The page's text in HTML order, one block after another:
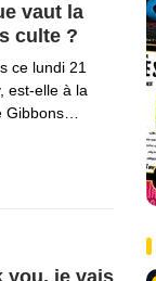
vaut la
culte ?
ce lundi 21
est-elle à la
Gibbons…
you, je vais